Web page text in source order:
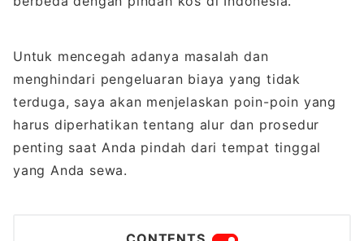
Untuk mencegah adanya masalah dan
menghindari pengeluaran biaya yang tidak
terduga, saya akan menjelaskan poin-poin yang
harus diperhatikan tentang alur dan prosedur
penting saat Anda pindah dari tempat tinggal
yang Anda sewa.